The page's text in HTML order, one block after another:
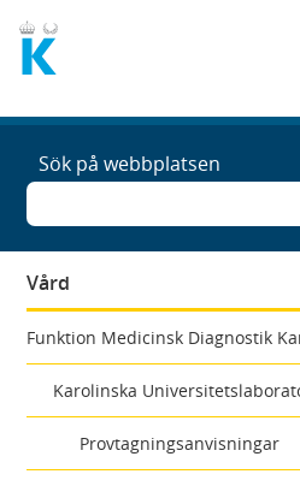
Sök på webbplatsen
Vård
Funktion Medicinsk Diagnostik
Karolinska
Provtagningsanvisningar